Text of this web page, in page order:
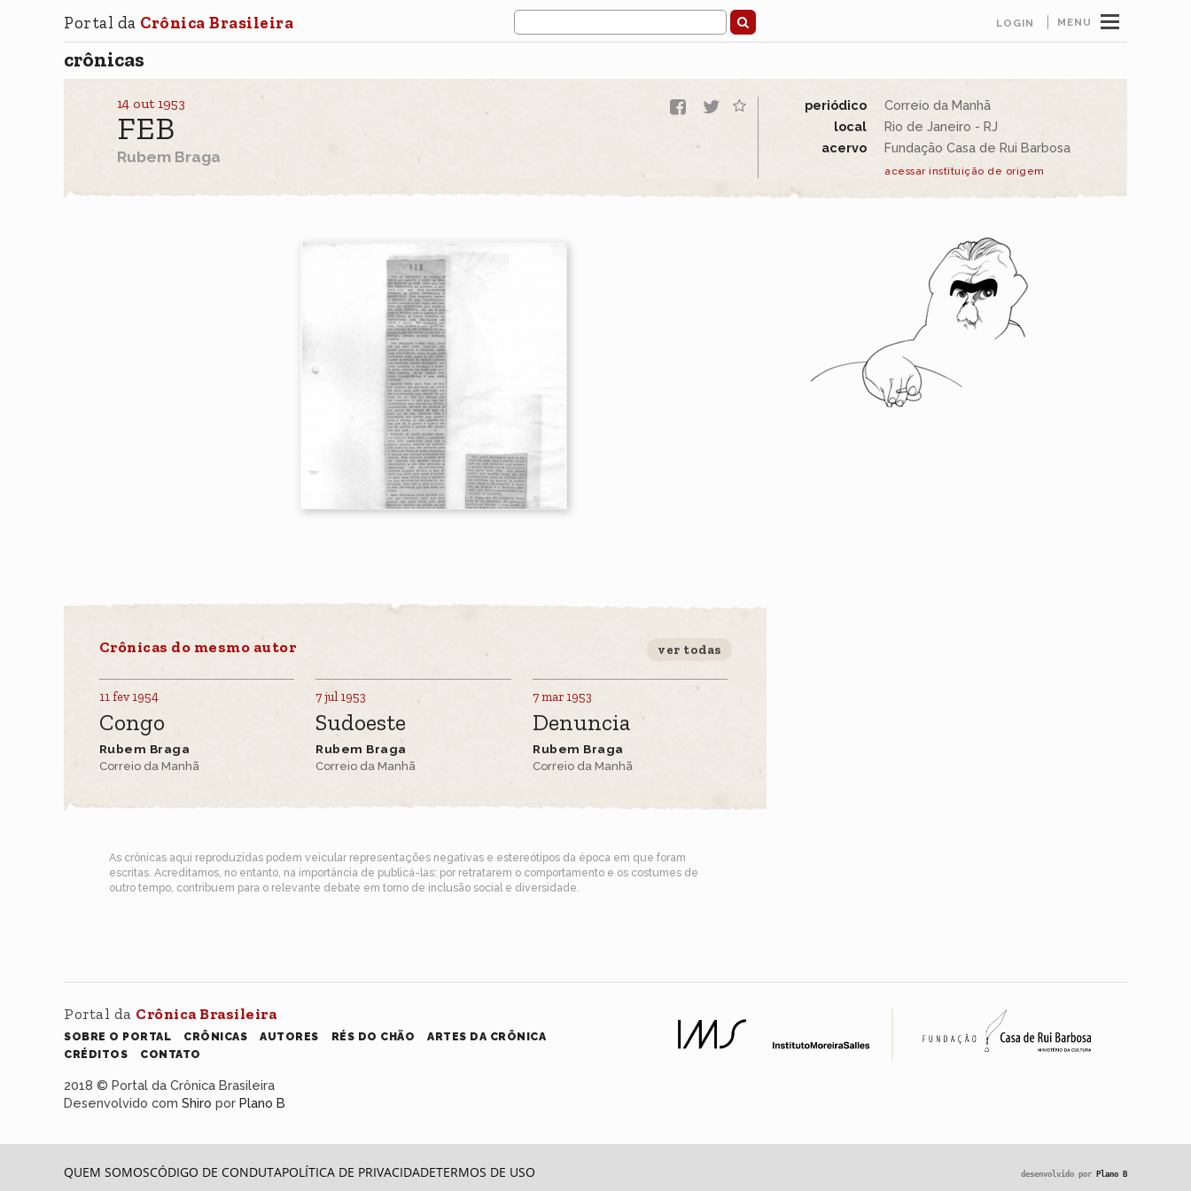
MENU
Portal da Crônica Brasileira LOGIN
crônicas
14 out 1953
FEB
Rubem Braga
periódico
Correio da Manhã
local
Rio de Janeiro - RJ
acervo
Fundação Casa de Rui Barbosa
acessar instituição de origem
Crônicas do mesmo autor ver todas
11 fev 1954
Congo
Rubem Braga
Correio da Manhã
7 jul 1953
Sudoeste
Rubem Braga
Correio da Manhã
7 mar 1953
Denuncia
Rubem Braga
Correio da Manhã
As crônicas aqui reproduzidas podem veicular representações negativas e estereótipos da época em que foram
escritas. Acreditamos, no entanto, na importância de publicá-las: por retratarem o comportamento e os costumes de
outro tempo, contribuem para o relevante debate em torno de inclusão social e diversidade.
Portal da Crônica Brasileira
SOBRE O PORTAL CRÔNICAS AUTORES RÉS DO CHÃO
ARTES DA CRÔNICA
CRÉDITOS
CONTATO
2018 © Portal da Crônica Brasileira
Desenvolvido com Shiro por Plano B
QUEM SOMOSCÓDIGO DE CONDUTAPOLÍTICA DE PRIVACIDADETERMOS DE USO desenvolvido por Plano B